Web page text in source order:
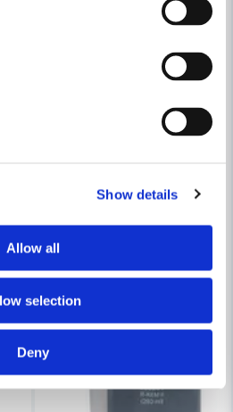
Show details
Allow all
selection
Deny